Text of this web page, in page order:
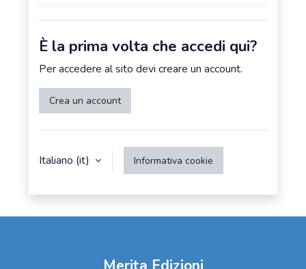
È la prima volta che accedi qui?
Per accedere al sito devi creare un account.
Crea un account
Italiano ‎(it)‎ Informativa cookie